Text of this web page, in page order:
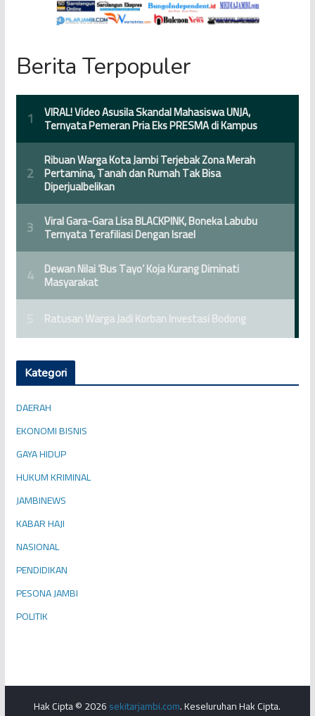
Berita Terpopuler
Kategori
DAERAH
EKONOMI BISNIS
GAYA HIDUP
HUKUM KRIMINAL
JAMBINEWS
KABAR HAJI
NASIONAL
PENDIDIKAN
PESONA JAMBI
POLITIK
Hak Cipta © 2026sekitarjambi.com. Keseluruhan Hak Cipta.